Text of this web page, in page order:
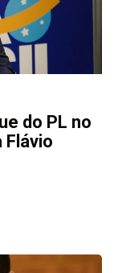
do PL no
Flávio